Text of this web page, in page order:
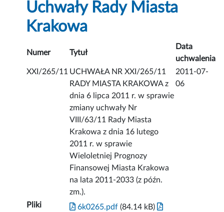
Uchwały Rady Miasta
Krakowa
Numer Tytuł
Data
uchwalenia
XXI/265/11 UCHWAŁA NR XXI/265/11
RADY MIASTA KRAKOWA z
dnia 6 lipca 2011 r. w sprawie
zmiany uchwały Nr
VIII/63/11 Rady Miasta
Krakowa z dnia 16 lutego
2011 r. w sprawie
Wieloletniej Prognozy
Finansowej Miasta Krakowa
na lata 2011-2033 (z późn.
zm.).
2011-07-
06
Pliki
6k0265.pdf (84.14 kB)